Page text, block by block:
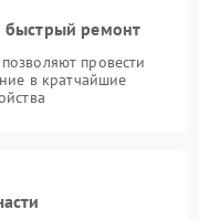
быстрый ремонт
провести
в кратчайшие